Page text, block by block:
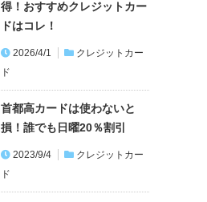
得！おすすめクレジットカー
ドはコレ！
2026/4/1
クレジットカー
ド
首都高カードは使わないと
損！誰でも日曜20％割引
2023/9/4
クレジットカー
ド